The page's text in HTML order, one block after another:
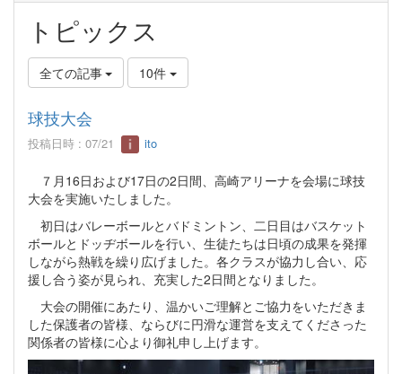
トピックス
全ての記事 10件
球技大会
投稿日時 : 07/21 ito
７月16日および17日の2日間、高崎アリーナを会場に球技
大会を実施いたしました。
初日はバレーボールとバドミントン、二日目はバスケット
ボールとドッヂボールを行い、生徒たちは日頃の成果を発揮
しながら熱戦を繰り広げました。各クラスが協力し合い、応
援し合う姿が見られ、充実した2日間となりました。
大会の開催にあたり、温かいご理解とご協力をいただきま
した保護者の皆様、ならびに円滑な運営を支えてくださった
関係者の皆様に心より御礼申し上げます。